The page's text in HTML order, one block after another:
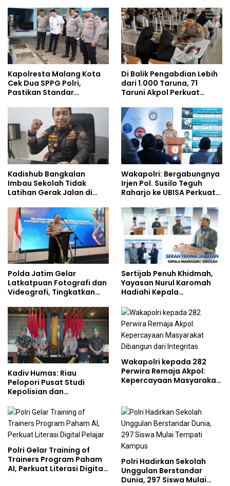
Kapolresta Malang Kota
Cek Dua SPPG Polri,
Pastikan Standar
Pengelolaan Limbah
Berjalan Optimal
Di Balik Pengabdian Lebih
dari 1.000 Taruna, 71
Taruni Akpol Perkuat
Siswa Sekolah Rakyat
Kadishub Bangkalan
Imbau Sekolah Tidak
Latihan Gerak Jalan di
Wakapolri: Bergabungnya
Irjen Pol. Susilo Teguh
Raharjo ke UBISA Perkuat
Studi Kepolisian
Polda Jatim Gelar
Latkatpuan Fotografi dan
Videografi, Tingkatkan
Era Digital
Sertijab Penuh Khidmah,
Yayasan Nurul Karomah
Hadiahi Kepala
Umrah
Kadiv Humas: Riau
Pelopori Pusat Studi
Kepolisian dan
Policing Masuki Babak
Baru
Wakapolri kepada 282
Perwira Remaja Akpol:
Kepercayaan Masyarakat
Polri Gelar Training of
Trainers Program Paham
AI, Perkuat Literasi Digital
Polri Hadirkan Sekolah
Unggulan Berstandar
Dunia, 297 Siswa Mulai